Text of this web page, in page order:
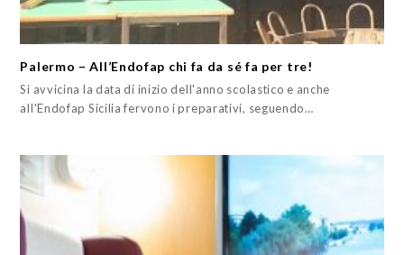
Palermo – All’Endofap chi fa da sé fa per tre!
Si avvicina la data di inizio dell'anno scolastico e anche
all'Endofap Sicilia fervono i preparativi, seguendo…